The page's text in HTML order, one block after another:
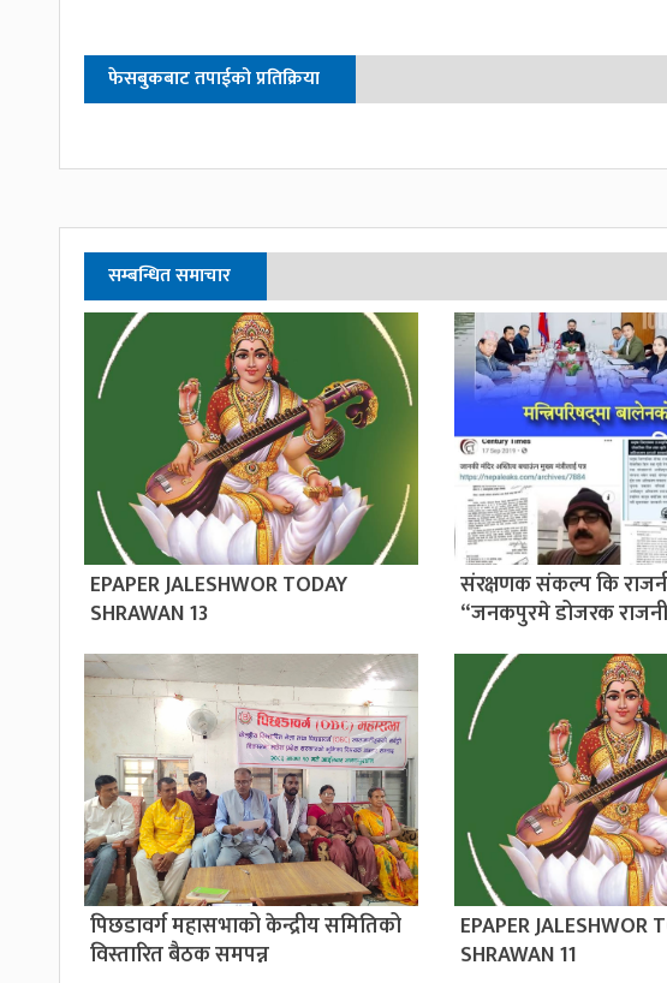
फेसबुकबाट तपाईको प्रतिक्रिया
सम्बन्धित समाचार
EPAPER JALESHWOR TODAY
SHRAWAN 13
संरक्षणक संकल्प कि
“जनकपुरमे डोजरक
पिछडावर्ग महासभाको केन्द्रीय समितिको
विस्तारित बैठक समपन्न
EPAPER JALESHWOR
SHRAWAN 11